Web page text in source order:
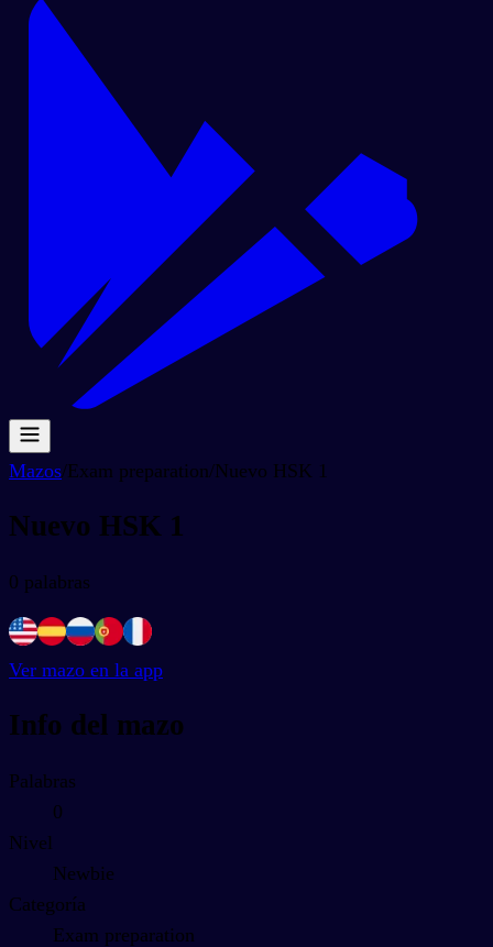
Mazos/Exam preparation/Nuevo HSK 1
Nuevo HSK 1
0 palabras
Ver mazo en la app
Info del mazo
Palabras
0
Nivel
Newbie
Categoría
Exam preparation